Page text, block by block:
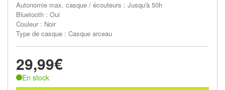
Autonomie max. casque / écouteurs : Jusqu'à 50h
Bluetooth : Oui
Couleur : Noir
Type de casque : Casque arceau
29,99€
En stock